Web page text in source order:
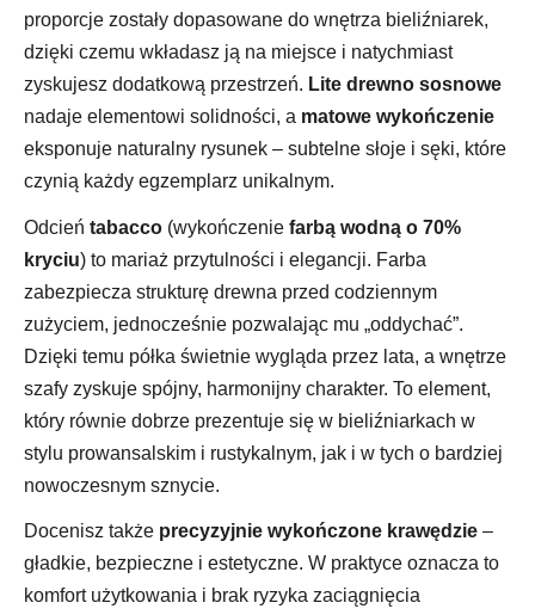
proporcje zostały dopasowane do wnętrza bieliźniarek,
dzięki czemu wkładasz ją na miejsce i natychmiast
zyskujesz dodatkową przestrzeń. Lite drewno sosnowe
nadaje elementowi solidności, a matowe wykończenie
eksponuje naturalny rysunek – subtelne słoje i sęki, które
czynią każdy egzemplarz unikalnym.
Odcień tabacco (wykończenie farbą wodną o 70%
kryciu) to mariaż przytulności i elegancji. Farba
zabezpiecza strukturę drewna przed codziennym
zużyciem, jednocześnie pozwalając mu „oddychać”.
Dzięki temu półka świetnie wygląda przez lata, a wnętrze
szafy zyskuje spójny, harmonijny charakter. To element,
który równie dobrze prezentuje się w bieliźniarkach w
stylu prowansalskim i rustykalnym, jak i w tych o bardziej
nowoczesnym sznycie.
Docenisz także precyzyjnie wykończone krawędzie –
gładkie, bezpieczne i estetyczne. W praktyce oznacza to
komfort użytkowania i brak ryzyka zaciągnięcia